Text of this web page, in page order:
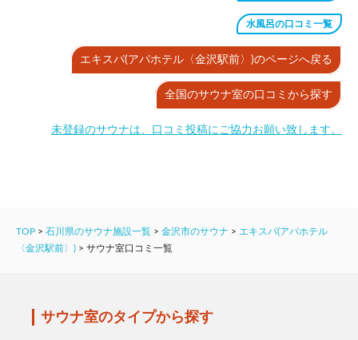
水風呂の口コミ一覧
エキスパ(アパホテル〈金沢駅前〉)のページへ戻る
全国のサウナ室の口コミから探す
未登録のサウナは、口コミ投稿にご協力お願い致します。
TOP > 石川県のサウナ施設一覧 > 金沢市のサウナ > エキスパ(アパホテル
〈金沢駅前〉) > サウナ室口コミ一覧
サウナ室のタイプから探す